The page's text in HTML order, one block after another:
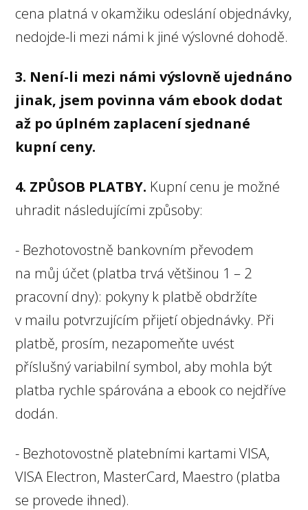
cena platná v okamžiku odeslání objednávky,
nedojde-li mezi námi k jiné výslovné dohodě.
3. Není-li mezi námi výslovně ujednáno
jinak, jsem povinna vám ebook dodat
až po úplném zaplacení sjednané
kupní ceny.
4. ZPŮSOB PLATBY. Kupní cenu je možné
uhradit následujícími způsoby:
- Bezhotovostně bankovním převodem
na můj účet (platba trvá většinou 1 – 2
pracovní dny): pokyny k platbě obdržíte
v mailu potvrzujícím přijetí objednávky. Při
platbě, prosím, nezapomeňte uvést
příslušný variabilní symbol, aby mohla být
platba rychle spárována a ebook co nejdříve
dodán.
- Bezhotovostně platebními kartami VISA,
VISA Electron, MasterCard, Maestro (platba
se provede ihned).